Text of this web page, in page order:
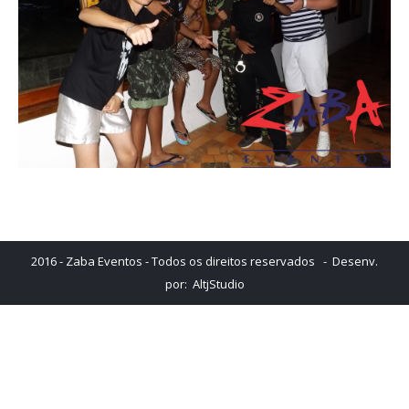
2016 - Zaba Eventos - Todos os direitos reservados - Desenv.
por: AltjStudio